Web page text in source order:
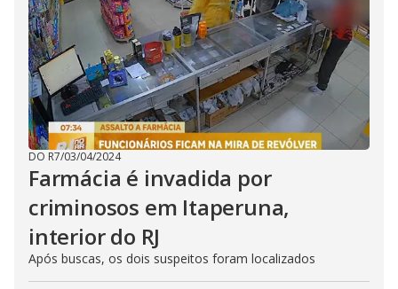
DO R7/03/04/2024
Farmácia é invadida por
criminosos em Itaperuna,
interior do RJ
Após buscas, os dois suspeitos foram localizados